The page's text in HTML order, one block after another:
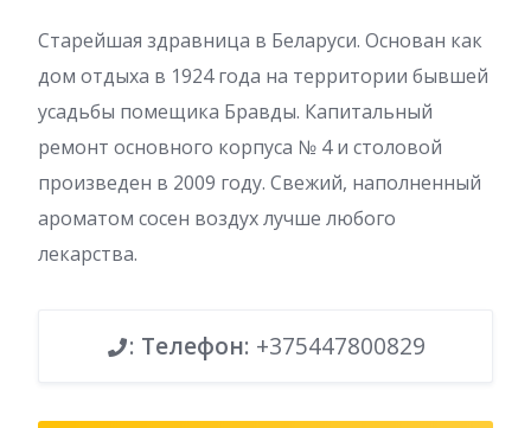
Старейшая здравница в Беларуси. Основан как
дом отдыха в 1924 года на территории бывшей
усадьбы помещика Бравды. Капитальный
ремонт основного корпуса № 4 и столовой
произведен в 2009 году. Свежий, наполненный
ароматом сосен воздух лучше любого
лекарства.
: Телефон: +375447800829